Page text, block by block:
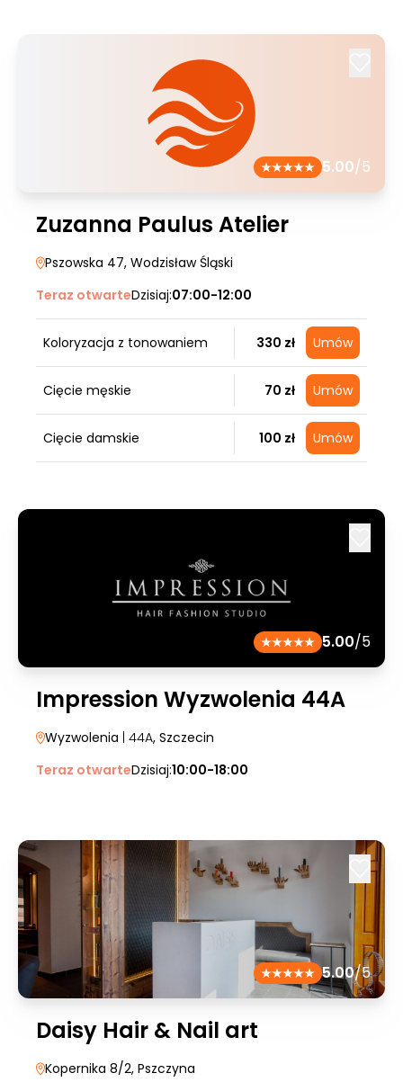
5.00/5
Zuzanna Paulus Atelier
Pszowska 47, Wodzisław Śląski
Teraz otwarteDzisiaj:07:00-12:00
Koloryzacja z tonowaniem 330 zł Umów
Cięcie męskie 70 zł Umów
Cięcie damskie 100 zł Umów
5.00/5
Impression Wyzwolenia 44A
Wyzwolenia | 44A, Szczecin
Teraz otwarteDzisiaj:10:00-18:00
5.00/5
Daisy Hair & Nail art
Kopernika 8/2, Pszczyna